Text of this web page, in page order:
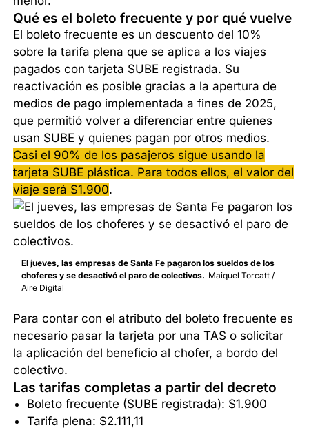
Qué es el boleto frecuente y por qué vuelve
El boleto frecuente es un descuento del 10%
sobre la tarifa plena que se aplica a los viajes
pagados con tarjeta SUBE registrada. Su
reactivación es posible gracias a la apertura de
medios de pago implementada a fines de 2025,
que permitió volver a diferenciar entre quienes
usan SUBE y quienes pagan por otros medios.
Casi el 90% de los pasajeros sigue usando la
tarjeta SUBE plástica. Para todos ellos, el valor del
viaje será $1.900.
El jueves, las empresas de Santa Fe pagaron los sueldos de los
choferes y se desactivó el paro de colectivos. Maiquel Torcatt /
Aire Digital
Para contar con el atributo del boleto frecuente es
necesario pasar la tarjeta por una TAS o solicitar
la aplicación del beneficio al chofer, a bordo del
colectivo.
Las tarifas completas a partir del decreto
Boleto frecuente (SUBE registrada): $1.900
Tarifa plena: $2.111,11